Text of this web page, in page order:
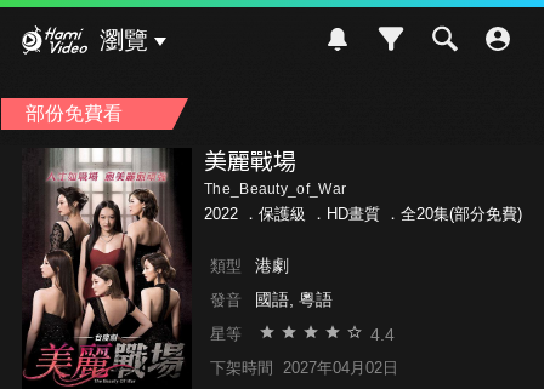
瀏覽
部份免費看
美麗戰場
The_Beauty_of_War
2022 ． 保護級 ．HD畫質 ．全20集(部分免費)
類型 港劇
發音 國語, 粵語
星等 4.4
下架時間 2027年04月02日